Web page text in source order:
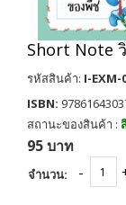
Short Note
รหัสสินค้า: I-EXM-
ISBN:
สถานะของสินค้า :
95 บาท
จำนวน: